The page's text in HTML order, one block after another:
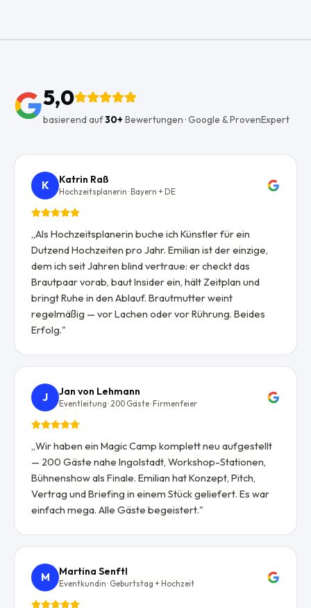
5,0
basierend auf30+ Bewertungen · Google & ProvenExpert
K Katrin Raß
Hochzeitsplanerin · Bayern + DE
„Als Hochzeitsplanerin buche ich Künstler für ein
Dutzend Hochzeiten pro Jahr. Emilian ist der einzige,
dem ich seit Jahren blind vertraue: er checkt das
Brautpaar vorab, baut Insider ein, hält Zeitplan und
bringt Ruhe in den Ablauf. Brautmutter weint
regelmäßig — vor Lachen oder vor Rührung. Beides
Erfolg."
J Jan von Lehmann
Eventleitung · 200 Gäste · Firmenfeier
„Wir haben ein Magic Camp komplett neu aufgestellt
— 200 Gäste nahe Ingolstadt, Workshop-Stationen,
Bühnenshow als Finale. Emilian hat Konzept, Pitch,
Vertrag und Briefing in einem Stück geliefert. Es war
einfach mega. Alle Gäste begeistert."
M Martina Senftl
Eventkundin · Geburtstag + Hochzeit